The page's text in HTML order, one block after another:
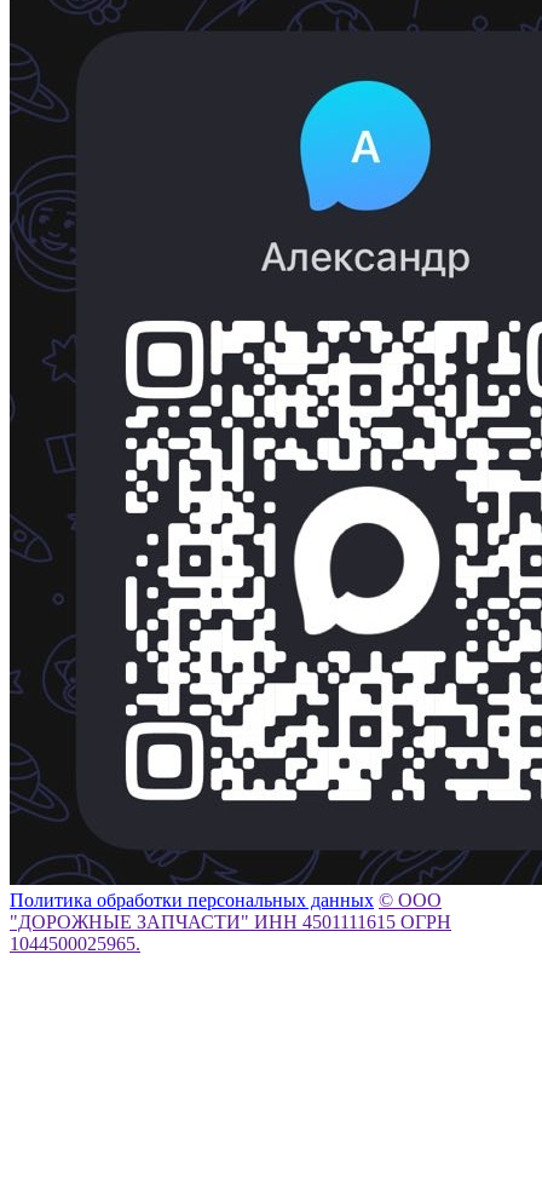
Политика обработки персональных данных © ООО
"ДОРОЖНЫЕ ЗАПЧАСТИ" ИНН 4501111615 ОГРН
1044500025965.